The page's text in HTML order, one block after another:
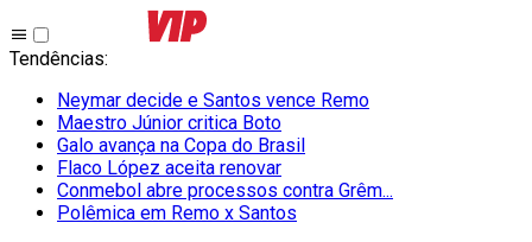
Tendências:
Neymar decide e Santos vence Remo
Maestro Júnior critica Boto
Galo avança na Copa do Brasil
Flaco López aceita renovar
Conmebol abre processos contra Grêm...
Polêmica em Remo x Santos